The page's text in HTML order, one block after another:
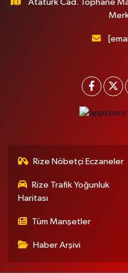
Atatürk Cad. Tophane
Rize Nöbetçi Eczaneler
Rize Trafik Yoğunluk
Haritası
Tüm Manşetler
Haber Arşivi